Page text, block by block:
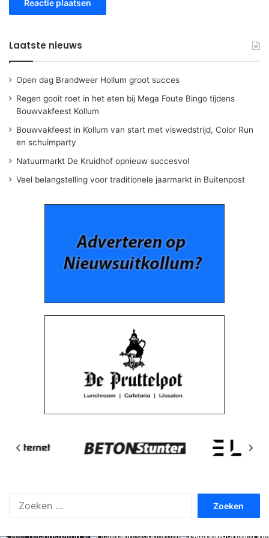
Laatste nieuws
Open dag Brandweer Hollum groot succes
Regen gooit roet in het eten bij Mega Foute Bingo tijdens
Bouwvakfeest Kollum
Bouwvakfeest in Kollum van start met viswedstrijd, Color Run
en schuimparty
Natuurmarkt De Kruidhof opnieuw succesvol
Veel belangstelling voor traditionele jaarmarkt in Buitenpost